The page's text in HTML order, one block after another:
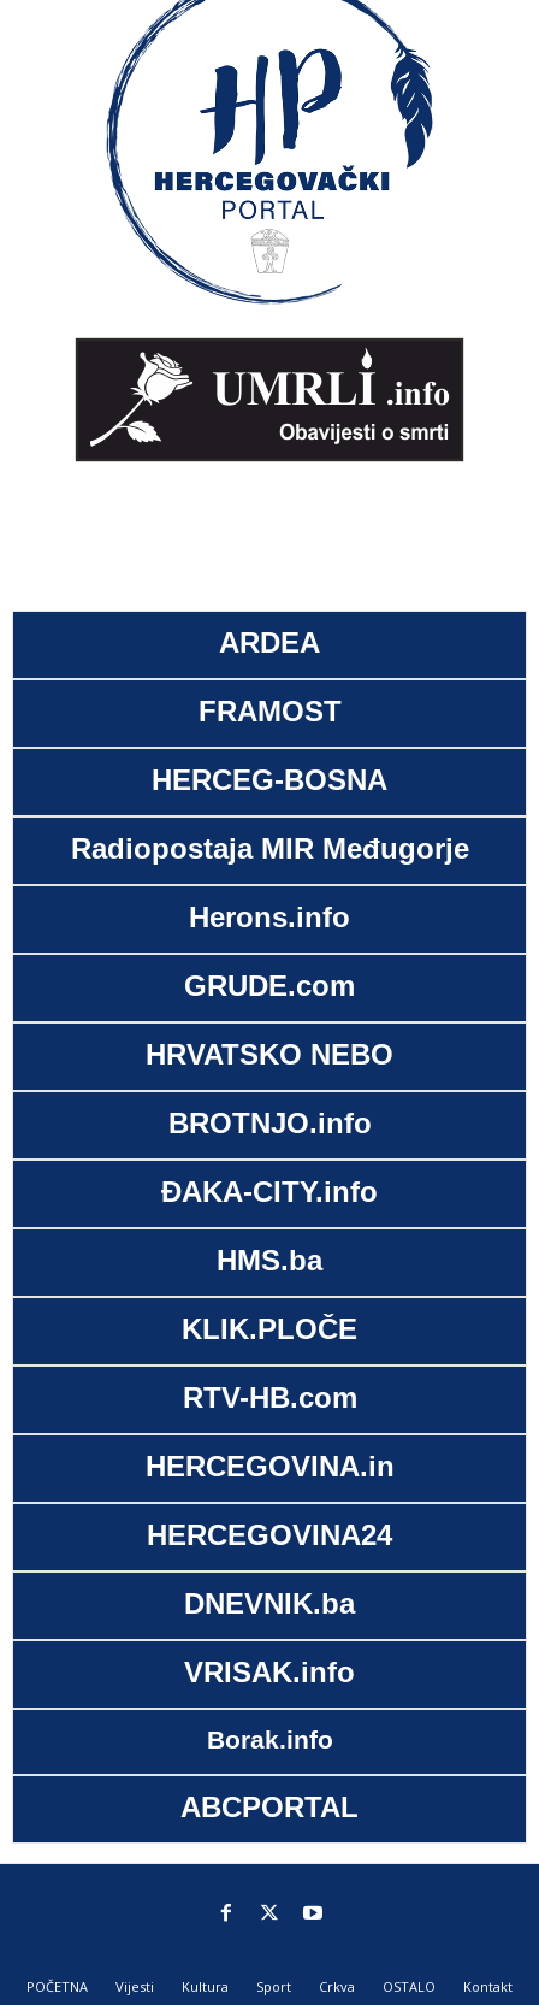
ARDEA
FRAMOST
HERCEG-BOSNA
Radiopostaja MIR Međugorje
Herons.info
GRUDE.com
HRVATSKO NEBO
BROTNJO.info
ĐAKA-CITY.info
HMS.ba
KLIK.PLOČE
RTV-HB.com
HERCEGOVINA.in
HERCEGOVINA24
DNEVNIK.ba
VRISAK.info
Borak.info
ABCPORTAL
POČETNA Vijesti Kultura Sport Crkva OSTALO Kontakt